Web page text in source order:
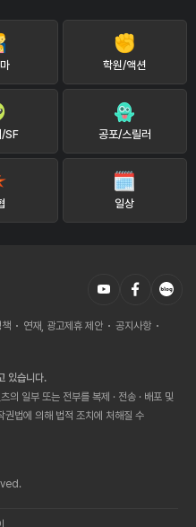
학원/액션
/SF 공포/스릴러
일상
책 연재, 광고제휴 제안
공지사항
있습니다.
의 일부 또는 전부를 복제 · 전송 · 배포 및
권법에 의해 법적 조치에 처해질 수